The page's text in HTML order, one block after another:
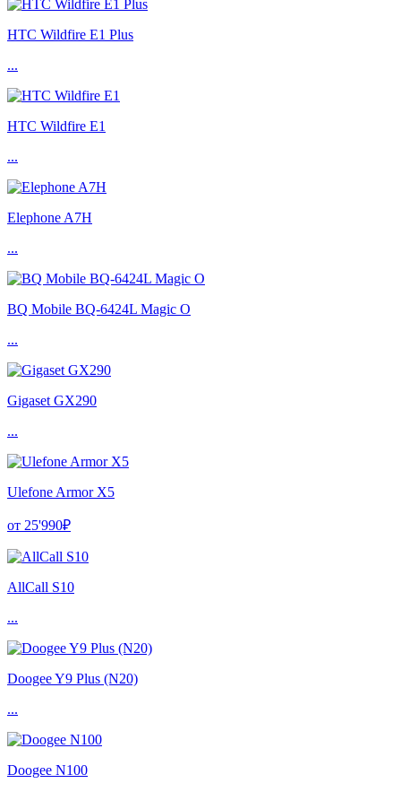
HTC Wildfire E1 Plus
...
HTC Wildfire E1
...
Elephone A7H
...
BQ Mobile BQ-6424L Magic O
...
Gigaset GX290
...
Ulefone Armor X5
от 25'990₽
AllCall S10
...
Doogee Y9 Plus (N20)
...
Doogee N100